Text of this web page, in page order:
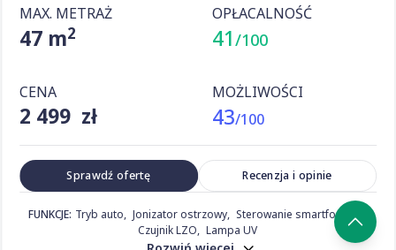
MAX. METRAŻ
47 m2
OPŁACALNOŚĆ
41/100
CENA
2 499 zł
MOŻLIWOŚCI
43/100
Sprawdź ofertę Recenzja i opinie
FUNKCJE: Tryb auto Jonizator ostrzowy
Sterowanie smartfonem
Czujnik LZO
Lampa UV